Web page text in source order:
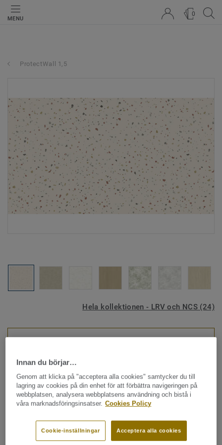
MENU
0
ProtectWall 1,5
Hela kollektionen - LRV och NCS (24)
Väggmatta
ProtectWall 1,5 - Gemstone
PASTEL
ProtectWall en slittålig väggmatta av ftalatfri vinyl,
Innan du börjar…
Genom att klicka på "acceptera alla cookies" samtycker du till
lagring av cookies på din enhet för att förbättra navigeringen på
webbplatsen, analysera webbplatsens användning och bistå i
våra marknadsföringsinsatser. Cookies Policy
Acceptera alla cookies
Cookie-inställningar